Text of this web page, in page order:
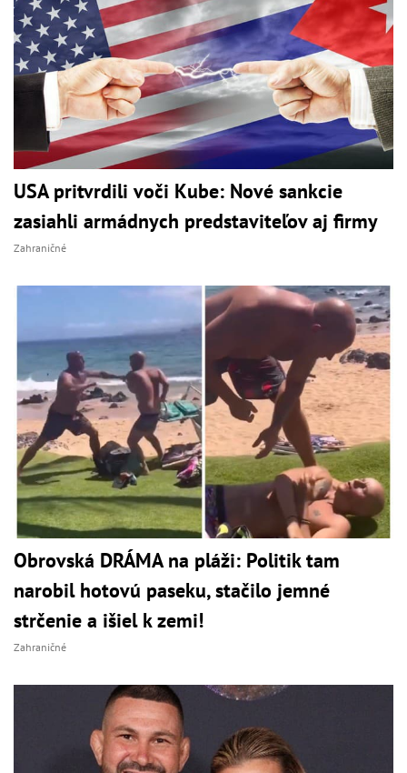
USA pritvrdili voči Kube: Nové sankcie
zasiahli armádnych predstaviteľov aj firmy
Zahraničné
Obrovská DRÁMA na pláži: Politik tam
narobil hotovú paseku, stačilo jemné
strčenie a išiel k zemi!
Zahraničné